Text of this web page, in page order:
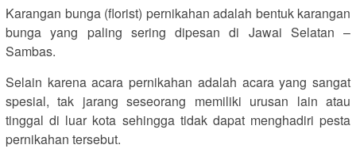
Karangan bunga (florist) pernikahan adalah bentuk karangan
bunga yang paling sering dipesan di Jawai Selatan –
Sambas.
Selain karena acara pernikahan adalah acara yang sangat
spesial, tak jarang seseorang memiliki urusan lain atau
tinggal di luar kota sehingga tidak dapat menghadiri pesta
pernikahan tersebut.